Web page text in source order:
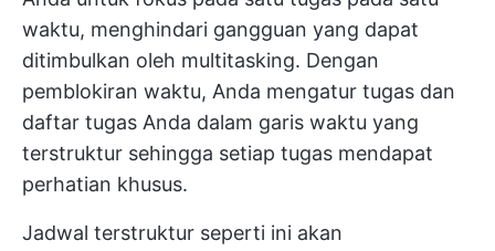
waktu, menghindari gangguan yang dapat
ditimbulkan oleh multitasking. Dengan
pemblokiran waktu, Anda mengatur tugas dan
daftar tugas Anda dalam garis waktu yang
terstruktur sehingga setiap tugas mendapat
perhatian khusus.
Jadwal terstruktur seperti ini akan